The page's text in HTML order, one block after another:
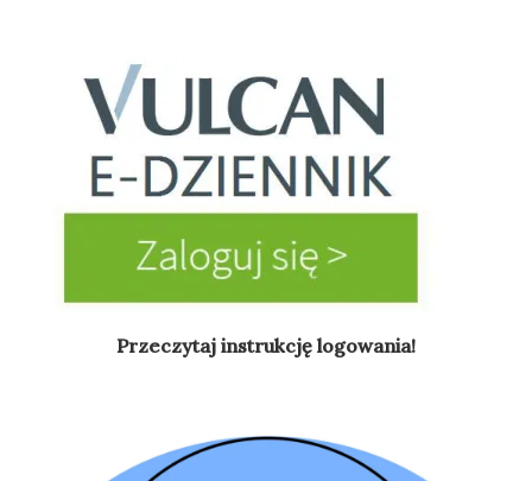
Przeczytaj instrukcję logowania!